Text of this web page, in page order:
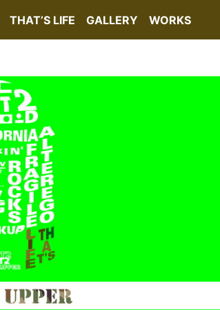
THAT’S LIFE GALLERY WORKS